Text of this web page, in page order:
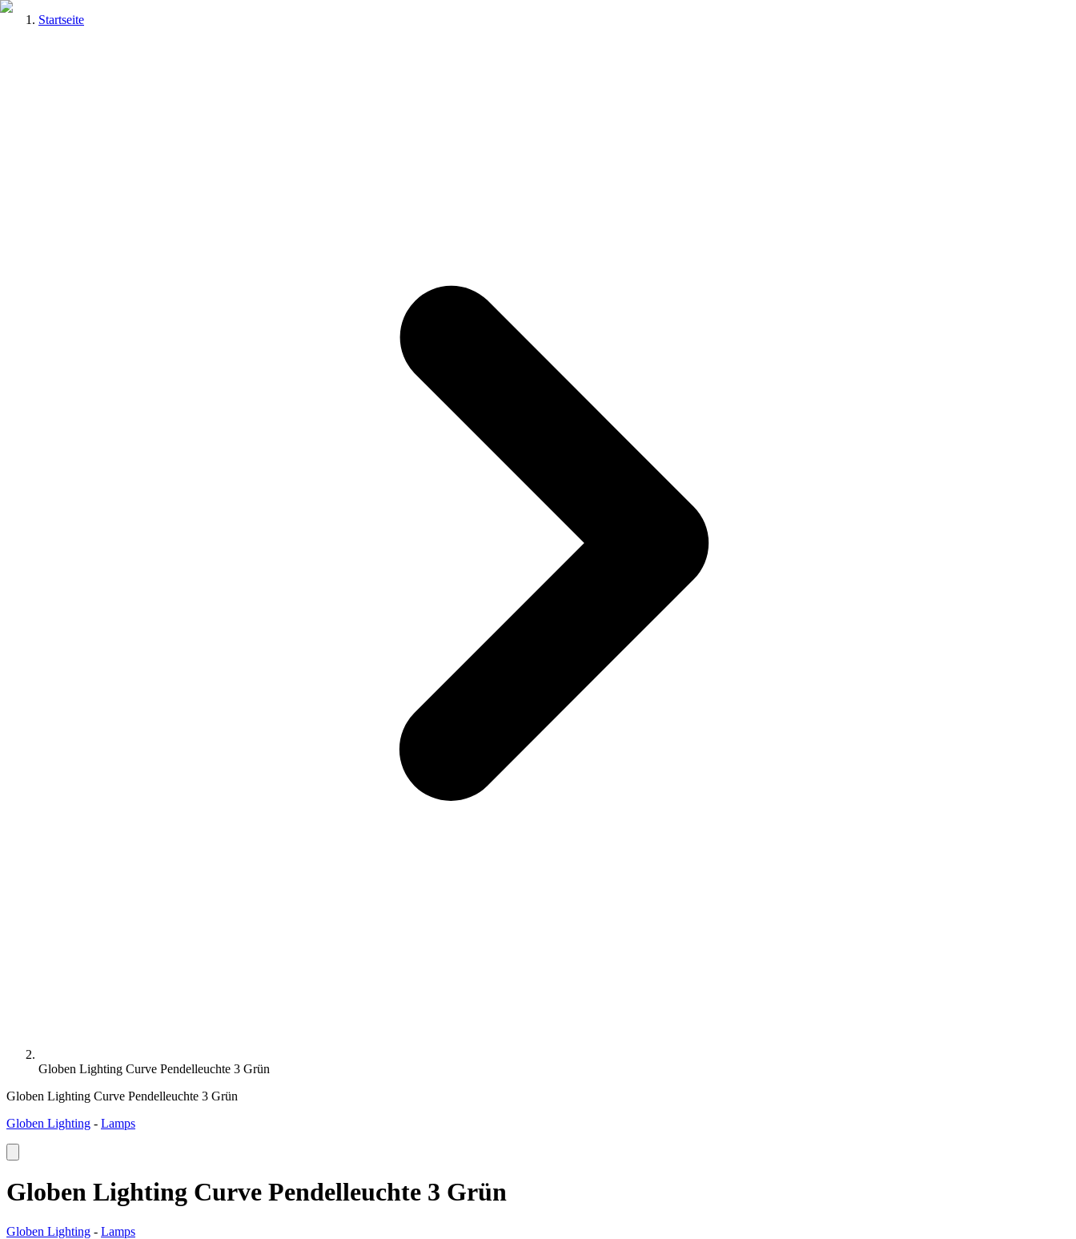
Startseite
Globen Lighting Curve Pendelleuchte 3 Grün
Globen Lighting Curve Pendelleuchte 3 Grün
Globen Lighting - Lamps
Globen Lighting Curve Pendelleuchte 3 Grün
Globen Lighting - Lamps